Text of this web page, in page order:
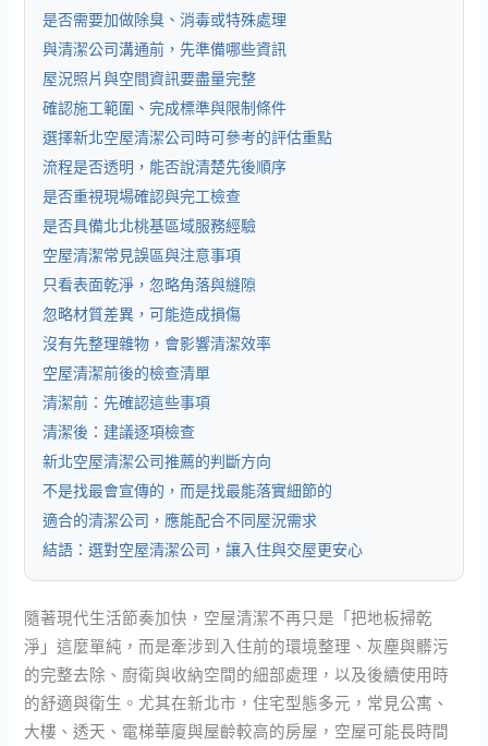
是否需要加做除臭、消毒或特殊處理
與清潔公司溝通前，先準備哪些資訊
屋況照片與空間資訊要盡量完整
確認施工範圍、完成標準與限制條件
選擇新北空屋清潔公司時可參考的評估重點
流程是否透明，能否說清楚先後順序
是否重視現場確認與完工檢查
是否具備北北桃基區域服務經驗
空屋清潔常見誤區與注意事項
只看表面乾淨，忽略角落與縫隙
忽略材質差異，可能造成損傷
沒有先整理雜物，會影響清潔效率
空屋清潔前後的檢查清單
清潔前：先確認這些事項
清潔後：建議逐項檢查
新北空屋清潔公司推薦的判斷方向
不是找最會宣傳的，而是找最能落實細節的
適合的清潔公司，應能配合不同屋況需求
結語：選對空屋清潔公司，讓入住與交屋更安心
隨著現代生活節奏加快，空屋清潔不再只是「把地板掃乾
淨」這麼單純，而是牽涉到入住前的環境整理、灰塵與髒污
的完整去除、廚衛與收納空間的細部處理，以及後續使用時
的舒適與衛生。尤其在新北市，住宅型態多元，常見公寓、
大樓、透天、電梯華廈與屋齡較高的房屋，空屋可能長時間